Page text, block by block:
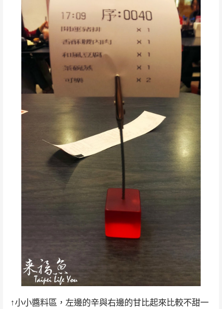
↑小小醬料區，左邊的辛與右邊的甘比起來比較不甜一